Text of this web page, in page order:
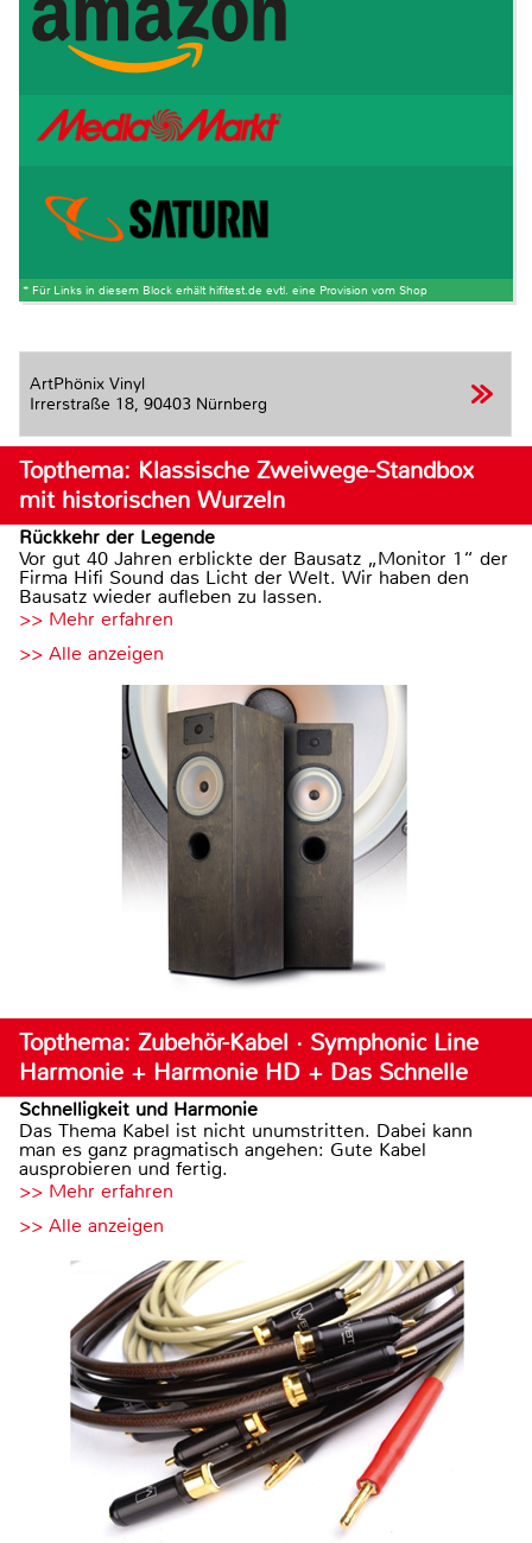
* Für Links in diesem Block erhält hifitest.de evtl. eine Provision vom Shop
ArtPhönix Vinyl
Irrerstraße 18, 90403 Nürnberg
Topthema: Klassische Zweiwege-Standbox
mit historischen Wurzeln
Rückkehr der Legende
Vor gut 40 Jahren erblickte der Bausatz „Monitor 1“ der
Firma Hifi Sound das Licht der Welt. Wir haben den
Bausatz wieder aufleben zu lassen.
>> Mehr erfahren
>> Alle anzeigen
Topthema: Zubehör-Kabel · Symphonic Line
Harmonie + Harmonie HD + Das Schnelle
Schnelligkeit und Harmonie
Das Thema Kabel ist nicht unumstritten. Dabei kann
man es ganz pragmatisch angehen: Gute Kabel
ausprobieren und fertig.
>> Mehr erfahren
>> Alle anzeigen